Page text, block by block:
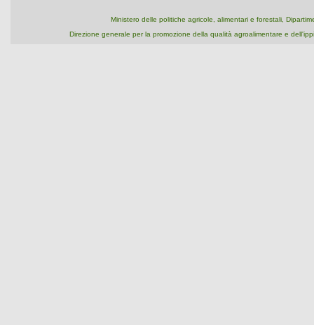
Ministero delle politiche agricole, alimentari e forestali,
Direzione generale per la promozione della qualità agroalimentare e